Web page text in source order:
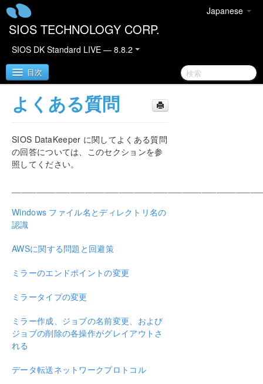
Japanese
SIOS TECHNOLOGY CORP.
SIOS DK Standard LIVE — 8.8.2
目次
SIOS DataKeeper for Windows
DataKeeper クイックスタートガイド
DataKeeper for Windows テクニカルドキュメンテ
はじめに
DataKeeper の管理
よくある質問
スプリットブレインリカバリ
PDFでダウンロード
よくある質問
SIOS DataKeeper に関してよくある質問
の回答については、このセクションを参
照してください。
Windows ファイル名とディレクトリ名の
認識
AWSに関する問題と回避策
ミラーのエンドポイントの変更
ミラータイプの変更
ミラー作成、ジョブの名前変更、および
ジョブの削除の各操作がグレイアウトさ
れる
データ転送ネットワークプロトコル